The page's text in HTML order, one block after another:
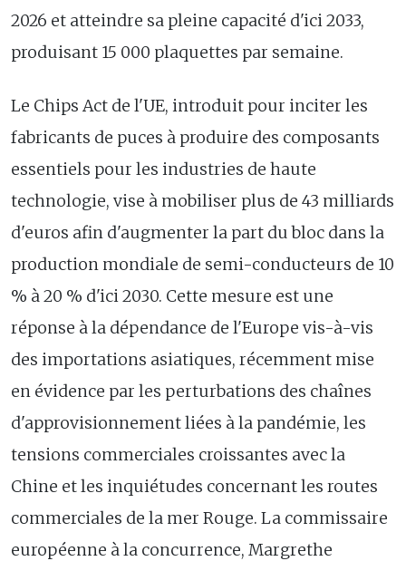
2026 et atteindre sa pleine capacité d'ici 2033,
produisant 15 000 plaquettes par semaine.
Le Chips Act de l'UE, introduit pour inciter les
fabricants de puces à produire des composants
essentiels pour les industries de haute
technologie, vise à mobiliser plus de 43 milliards
d'euros afin d'augmenter la part du bloc dans la
production mondiale de semi-conducteurs de 10
% à 20 % d'ici 2030. Cette mesure est une
réponse à la dépendance de l'Europe vis-à-vis
des importations asiatiques, récemment mise
en évidence par les perturbations des chaînes
d'approvisionnement liées à la pandémie, les
tensions commerciales croissantes avec la
Chine et les inquiétudes concernant les routes
commerciales de la mer Rouge. La commissaire
européenne à la concurrence, Margrethe